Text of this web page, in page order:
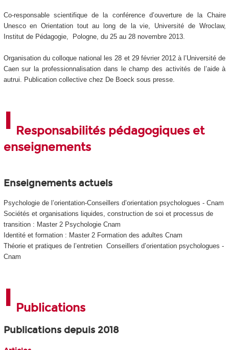
Co-responsable scientifique de la conférence d’ouverture de la Chaire
Unesco en Orientation tout au long de la vie, Université de Wroclaw,
Institut de Pédagogie, Pologne, du 25 au 28 novembre 2013.
Organisation du colloque national les 28 et 29 février 2012 à l’Université de
Caen sur la professionnalisation dans le champ des activités de l’aide à
autrui. Publication collective chez De Boeck sous presse.
Responsabilités pédagogiques et
enseignements
Enseignements actuels
Psychologie de l’orientation-Conseillers d’orientation psychologues - Cnam
Sociétés et organisations liquides, construction de soi et processus de
transition : Master 2 Psychologie Cnam
Identité et formation : Master 2 Formation des adultes Cnam
Théorie et pratiques de l’entretien Conseillers d’orientation psychologues -
Cnam
Publications
Publications depuis 2018